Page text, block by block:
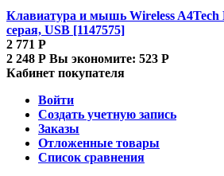
Клавиатура и мышь Wireless A4Tech
серая, USB [1147575]
2 771 Р
2 248 Р Вы экономите: 523 Р
Кабинет покупателя
Войти
Создать учетную запись
Заказы
Отложенные товары
Список сравнения